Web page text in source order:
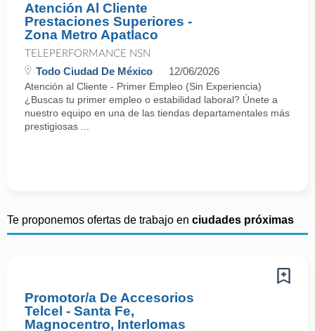
Atención Al Cliente
Prestaciones Superiores -
Zona Metro Apatlaco
TELEPERFORMANCE NSN
Todo Ciudad De México 12/06/2026
Atención al Cliente - Primer Empleo (Sin Experiencia)
¿Buscas tu primer empleo o estabilidad laboral? Únete a
nuestro equipo en una de las tiendas departamentales más
prestigiosas ...
Te proponemos ofertas de trabajo en ciudades próximas
Promotor/a De Accesorios
Telcel - Santa Fe,
Magnocentro, Interlomas